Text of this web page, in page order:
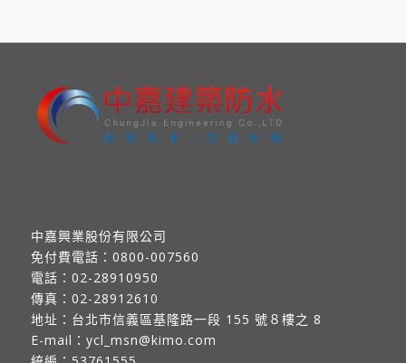
中嘉興業股份有限公司
免付費電話： 0800-007560
電話： 02-28910950
傳真： 02-28912610
地址： 台北市信義區基隆路一段 155 號８樓之 8
E-mail： ycl_msn@kimo.com